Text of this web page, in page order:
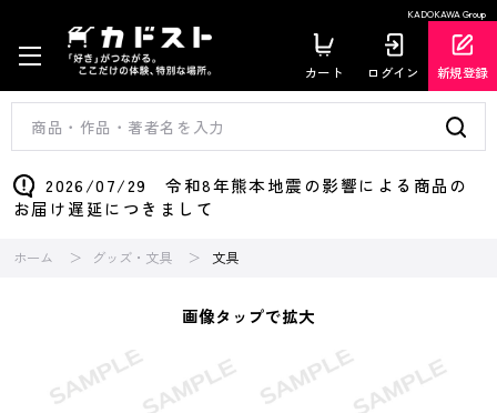
KADOKAWA Group
カート ログイン 新規登録
2026/07/29 令和8年熊本地震の影響による商品の
お届け遅延につきまして
ホーム グッズ・文具 文具
画像タップで拡大